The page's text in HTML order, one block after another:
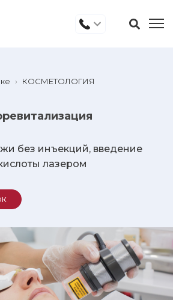
КОСМЕТОЛОГИЯ
без инъекций, введение
лазером